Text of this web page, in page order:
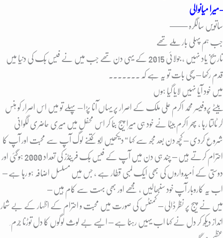
میرا میانوالی-
ساتویں سالگرہ ——
جب ہم پہلی بار ملے تھے
تاریخ یاد نہیں ، جولائی 2015 کے یہی دن تھے جب میں نے فیس بُک کی دنیا میں
قدم رکھا – سچی بات تو یہ ہے کہ ۔۔۔۔۔۔۔
میں خود آیا نہیں لایا گیا ہوں
بیٹے پروفیسر محمد اکرم علی ملک کے اصرار پر یہاں آنا پڑا – پہلے تو میں اس اصرار کو ہنس
کر ٹالتا رہا ، پھر اکرم بیٹا نے خود ہی میرا پیج بنا کر اس محفل میں میری حاضری لگوانی
شروع کردی – کچھ دن بعد مجھ سے کہا “ دیکھیں ابُو کتنے لوگ آپ سے محبت اور آپ کا
احترام کرتے ہیں – چند ہی دن میں آپ کے فیس بُک فرینڈز کی تعداد 2000 ہوگئی اور
دوستی کے اُمیدواروں کی بھی ایک لمبی قطار ہے ، جس میں مسلسل اضافہ ہو رہا ہے –
اب یہ کاروبار آپ خود سنبھالیں ، مجھے اور بھی بہت سے کام ہیں –
میں نے پیج پر نظر ڈالی – کمنٹس کی صورت میں محبت و احترام کے اظہار کے بے شمار
انداز دیکھ کر دل نے کہا اب یہیں رہنا ہے – ایسے بے لوث لوگوں کا دل توڑنا جُرم ِ